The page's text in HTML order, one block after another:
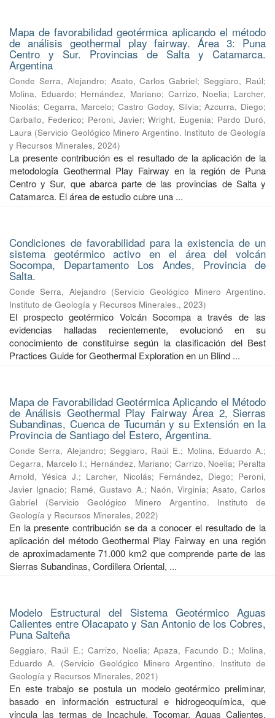
Mapa de favorabilidad geotérmica aplicando el método
de análisis geothermal play fairway. Área 3: Puna
Centro y Sur. Provincias de Salta y Catamarca.
Argentina
Conde Serra, Alejandro; Asato, Carlos Gabriel;Seggiaro, Raúl;
Molina, Eduardo; Hernández, Mariano; Carrizo, Noelia; Larcher,
Nicolás; Cegarra, Marcelo;Castro Godoy, Silvia;Azcurra, Diego;
Carballo, Federico; Peroni, Javier;Wright, Eugenia; Pardo Duró,
Laura (Servicio Geológico Minero Argentino. Instituto de Geología
y Recursos Minerales, 2024)
La presente contribución es el resultado de la aplicación de la
metodología Geothermal Play Fairway en la región de Puna
Centro y Sur, que abarca parte de las provincias de Salta y
Catamarca. El área de estudio cubre una ...
Condiciones de favorabilidad para la existencia de un
sistema geotérmico activo en el área del volcán
Socompa, Departamento Los Andes, Provincia de
Salta.
Conde Serra, Alejandro (Servicio Geológico Minero Argentino.
Instituto de Geología y Recursos Minerales., 2023)
El prospecto geotérmico Volcán Socompa a través de las
evidencias halladas recientemente, evolucionó en su
conocimiento de constituirse según la clasificación del Best
Practices Guide for Geothermal Exploration en un Blind ...
Mapa de Favorabilidad Geotérmica Aplicando el Método
de Análisis Geothermal Play Fairway Área 2, Sierras
Subandinas, Cuenca de Tucumán y su Extensión en la
Provincia de Santiago del Estero, Argentina.
Conde Serra, Alejandro; Seggiaro, Raúl E.; Molina, Eduardo A.;
Cegarra, Marcelo I.; Hernández, Mariano; Carrizo, Noelia; Peralta
Arnold, Yésica J.; Larcher, Nicolás; Fernández, Diego; Peroni,
Javier Ignacio; Ramé, Gustavo A.; Naón, Virginia; Asato, Carlos
Gabriel
(Servicio Geológico Minero Argentino. Instituto de
Geología y Recursos Minerales, 2022)
En la presente contribución se da a conocer el resultado de la
aplicación del método Geothermal Play Fairway en una región
de aproximadamente 71.000 km2 que comprende parte de las
Sierras Subandinas, Cordillera Oriental, ...
Modelo Estructural del Sistema Geotérmico Aguas
Calientes entre Olacapato y San Antonio de los Cobres,
Puna Salteña
Seggiaro, Raúl E.; Carrizo, Noelia;Apaza, Facundo D.; Molina,
Eduardo A. (Servicio Geológico Minero Argentino. Instituto de
Geología y Recursos Minerales, 2021)
En este trabajo se postula un modelo geotérmico preliminar,
basado en información estructural e hidrogeoquímica, que
vincula las termas de Incachule, Tocomar, Aguas Calientes,